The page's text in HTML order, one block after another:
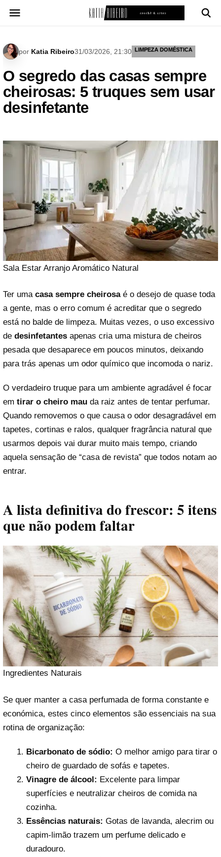
para
por Katia Ribeiro31/03/2026, 21:30 LIMPEZA DOMÉSTICA
O segredo das casas sempre
cheirosas: 5 truques sem usar
desinfetante
Sala Estar Arranjo Aromático Natural
Ter uma casa sempre cheirosaé o desejo de quase toda
a gente, mas o erro comum é acreditar que o segredo
está no balde de limpeza. Muitas vezes, o uso excessivo
de desinfetantes apenas cria uma mistura de cheiros
pesada que desaparece em poucos minutos, deixando
para trás apenas um odor químico que incomoda o nariz.
O verdadeiro truque para um ambiente agradável é focar
em tirar o cheiro mau da raiz antes de tentar perfumar.
Quando removemos o que causa o odor desagradável em
tapetes, cortinas e ralos, qualquer fragrância natural que
usarmos depois vai durar muito mais tempo, criando
aquela sensação de “casa de revista” que todos notam ao
entrar.
A lista definitiva do frescor: 5 itens
que não podem faltar
Ingredientes Naturais
Se quer manter a casa perfumada de forma constante e
económica, estes cinco elementos são essenciais na sua
rotina de organização:
Bicarbonato de sódio: O melhor amigo para tirar o
cheiro de guardado de sofás e tapetes.
Vinagre de álcool: Excelente para limpar
superfícies e neutralizar cheiros de comida na
cozinha.
Essências naturais: Gotas de lavanda, alecrim ou
capim-limão trazem um perfume delicado e
duradouro.